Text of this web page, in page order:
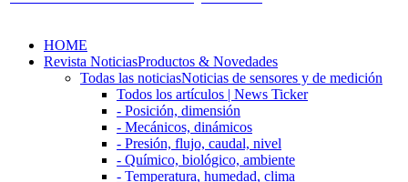
HOME
Revista NoticiasProductos & Novedades
Todas las noticiasNoticias de sensores y de medición
Todos los artículos | News Ticker
- Posición, dimensión
- Mecánicos, dinámicos
- Presión, flujo, caudal, nivel
- Químico, biológico, ambiente
- Temperatura, humedad, clima